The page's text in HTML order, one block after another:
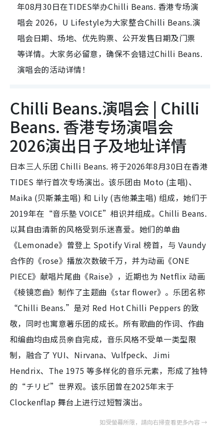
年08月30日在TIDES举办Chilli Beans. 香港专场演
唱会 2026，U Lifestyle为大家整合Chilli Beans.演
唱会日期、场地、优先购票、公开发售日期及门票
等详情。大家务必留意，确保不会错过Chilli Beans.
演唱会的活动详情！
Chilli Beans.演唱会 | Chilli
Beans. 香港专场演唱会
2026演出日子及地址详情
日本三人乐团 Chilli Beans. 将于2026年8月30日在香港
TIDES 举行首次专场演出。该乐团由 Moto (主唱)、
Maika (贝斯兼主唱) 和 Lily (吉他兼主唱) 组成，她们于
2019年在“音乐塾 VOICE”相识并组成。Chilli Beans.
以其自由清新的风格受到乐迷喜爱。她们的单曲
《Lemonade》曾登上 Spotify Viral 榜首，与 Vaundy
合作的《rose》播放次数破千万，并为动画《ONE
PIECE》献唱片尾曲《Raise》，近期也为 Netflix 动画
《棱镜恋曲》制作了主题曲《star flower》。乐团名称
“Chilli Beans.”是对 Red Hot Chilli Peppers 的致
敬，同时也寓意著乐团的成长。所有歌曲的作词、作曲
和编曲均由成员亲自完成，音乐风格不受单一类型限
制，融合了 YUI、Nirvana、Vulfpeck、Jimi
Hendrix、The 1975 等多样化的音乐元素，形成了独特
的“チリビ”世界观。该乐团曾在2025年末于
Clockenflap 舞台上进行过短暂演出。